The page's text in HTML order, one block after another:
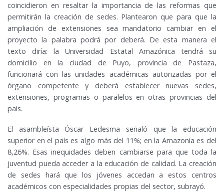
coincidieron en resaltar la importancia de las reformas que
permitirán la creación de sedes. Plantearon que para que la
ampliación de extensiones sea mandatorio cambiar en el
proyecto la palabra podrá por deberá. De esta manera el
texto diría: la Universidad Estatal Amazónica tendrá su
domicilio en la ciudad de Puyo, provincia de Pastaza,
funcionará con las unidades académicas autorizadas por el
órgano competente y deberá establecer nuevas sedes,
extensiones, programas o paralelos en otras provincias del
país.
El asambleísta Óscar Ledesma señaló que la educación
superior en el país es algo más del 11%; en la Amazonía es del
8,26%. Esas inequidades deben cambiarse para que toda la
juventud pueda acceder a la educación de calidad. La creación
de sedes hará que los jóvenes accedan a estos centros
académicos con especialidades propias del sector, subrayó.